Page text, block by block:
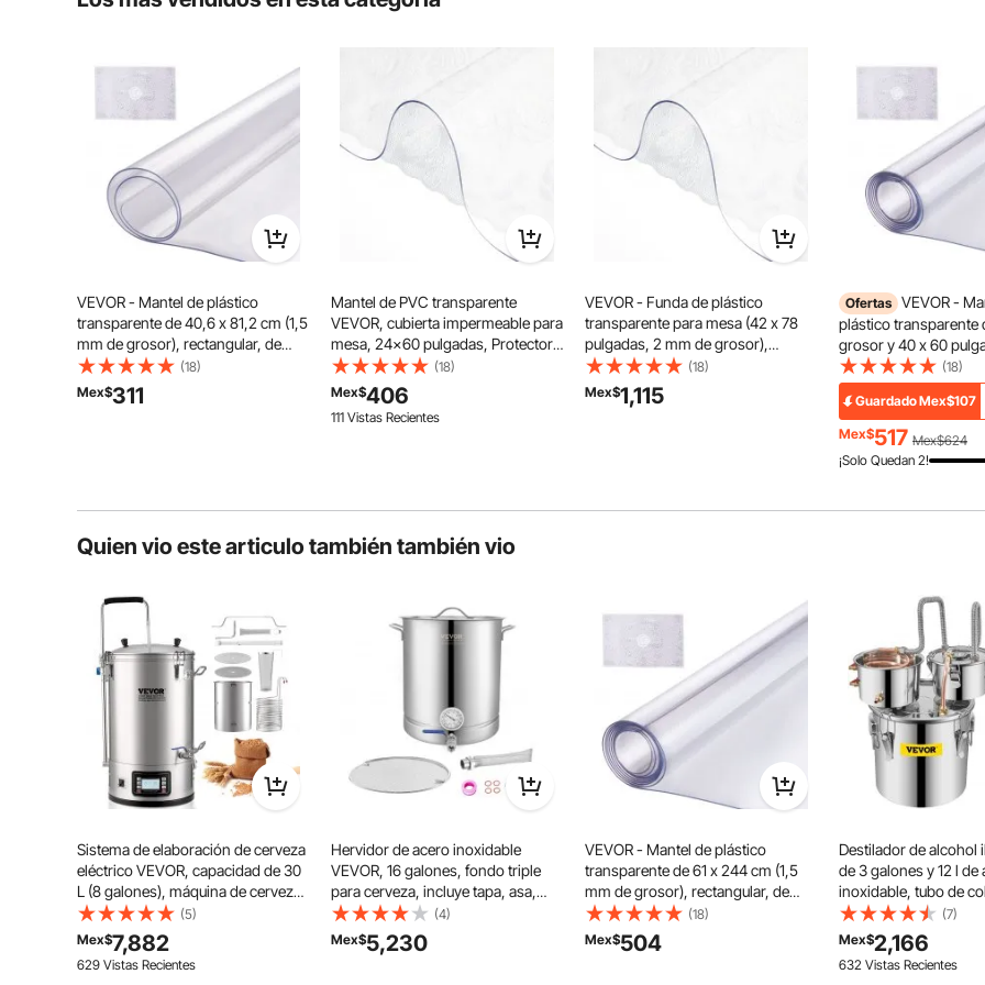
Puede configurar diferentes temperaturas, de 30 a 110 °C (86 a 230 °F). Si el agua se enfría, el calentador de
salsa de queso para nachos se recalienta automáticamente para mantener la temperatura establecida. Puede
usarlo para calentar o derretir ingredientes como queso para totopos, fudge caliente, caramelo, chile, curry y
otras salsas.
El cuerpo del calentador de salsas está fabricado con material apto para uso alimentario. Su diseño con tanques
separados para alimentos y agua, junto con un cabezal de bomba desmontable, facilita su limpieza.
VEVOR - Mantel de plástico
transparente de 40,6 x 81,2 cm (1,5
mm de grosor), rectangular, de
PVC, impermeable y fácil de
limpiar, para oficina, tocador,
comedor, mesa de noche
(18)
Mex$311
Mantel de PVC transparente
VEVOR, cubierta impermeable para
mesa, 24x60 pulgadas, Protector
de escritorio
(18)
Mex$406
111 Vistas Recientes
VEVOR - Funda de plástico
transparente para mesa (42 x 78
pulgadas, 2 mm de grosor),
rectangular, impermeable y fácil de
limpiar, ideal para la oficina, la
cómoda y la mesita de noche.
(18)
Mex$1,115
Ofertas VEVOR -
plástico transparente
grosor y 40 x 60
rectangular, de PVC,
y fácil de limpiar,
tocador, comedor,
(18)
GuardadoMex$107
Mex$517 Mex$624
¡Solo Quedan 2!
Quien vio este articulo también también vio
Sistema de elaboración de cerveza
eléctrico VEVOR, capacidad de 30
L (8 galones), máquina de cerveza
doméstica todo en uno con
bomba, dispositivo de maceración
y ebullición con panel, modo
automático/manual, potencia de
(5)
Mex$7,882
629 Vistas Recientes
Hervidor de acero inoxidable
VEVOR, 16 galones, fondo triple
para cerveza, incluye tapa, asa,
termómetro, válvula de bola, filtro y
bandeja.
(4)
Mex$5,230
VEVOR - Mantel de plástico
transparente de 61 x 244 cm (1,5
mm de grosor), rectangular, de
PVC, impermeable y fácil de
limpiar, para oficina, tocador,
comedor, mesa de noche
(18)
Mex$504
Destilador de alcohol
de 3 galones y 12 l de
inoxidable, tubo de
bomba de circulación,
elaboración de
termómetro
whisky, vino, brandy y
(7)
Mex$2,166
632 Vistas Recientes